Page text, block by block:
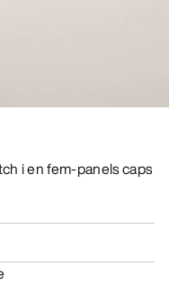
i en fem-panels caps